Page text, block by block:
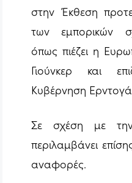
στην Έκθεση
των εμπορικών
όπως πιέζει η
Γιούνκερ και
Κυβέρνηση
Σε σχέση με
περιλαμβάνει
αναφορές.